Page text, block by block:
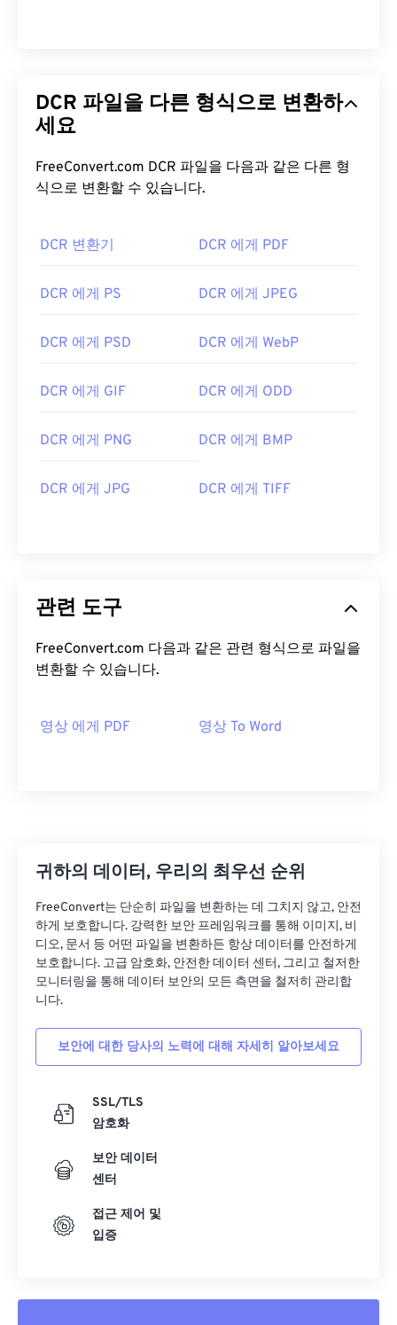
DCR 파일을 다른 형식으로 변환하
세요
FreeConvert.com DCR 파일을 다음과 같은 다른 형
식으로 변환할 수 있습니다.
DCR 변환기 DCR 에게 PDF
DCR 에게 PS DCR 에게 JPEG
DCR 에게 PSD DCR 에게 WebP
DCR 에게 GIF DCR 에게 ODD
DCR 에게 PNG DCR 에게 BMP
DCR 에게 JPG DCR 에게 TIFF
관련 도구
FreeConvert.com 다음과 같은 관련 형식으로 파일을
변환할 수 있습니다.
영상 에게 PDF 영상 To Word
귀하의 데이터, 우리의 최우선 순위
FreeConvert는 단순히 파일을 변환하는 데 그치지 않고, 안전
하게 보호합니다. 강력한 보안 프레임워크를 통해 이미지, 비
디오, 문서 등 어떤 파일을 변환하든 항상 데이터를 안전하게
보호합니다. 고급 암호화, 안전한 데이터 센터, 그리고 철저한
모니터링을 통해 데이터 보안의 모든 측면을 철저히 관리합
니다.
보안에 대한 당사의 노력에 대해 자세히 알아보세요
SSL/TLS
암호화
보안 데이터
센터
접근 제어 및
입증